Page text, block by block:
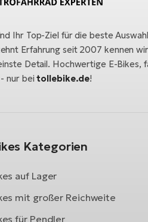
Ihr Top-Ziel für die beste
Erfahrung seit 2007 kennen
Detail. Hochwertige E-Bikes,
- nur beitollebike.de!
Kategorien
auf Lager
mit großer Reichweite
für Pendler